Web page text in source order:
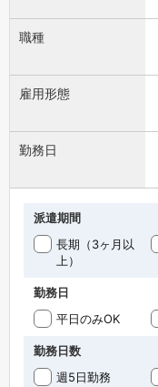
職種
雇用形態
勤務日
派遣期間
長期（3ヶ月以
上）
勤務日
平日のみOK
勤務日数
週5日勤務